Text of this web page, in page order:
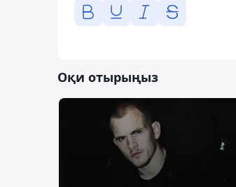
Оқи отырыңыз